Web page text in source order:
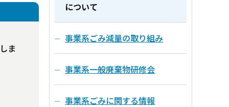
ま
について
事業系ごみ減量の取り組み
事業系一般廃棄物研修会
事業系ごみに関する情報